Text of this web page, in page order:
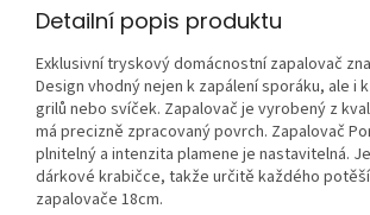
Detailní popis produktu
Exklusivní tryskový domácnostní zapalovač
Design vhodný nejen k zapálení sporáku, ale i
grilů nebo svíček. Zapalovač je vyrobený z
má precizně zpracovaný povrch. Zapalovač
plnitelný a intenzita plamene je nastavitelná.
dárkové krabičce, takže určitě každého
zapalovače 18cm.